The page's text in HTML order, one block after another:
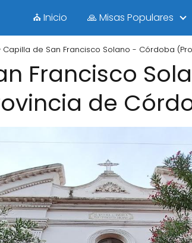
⛪ Inicio 🙏 Misas Populares
Capilla de San Francisco Solano - Córdoba
Francisco
de